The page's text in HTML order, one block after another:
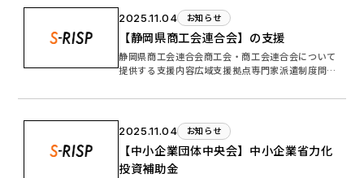
2025.11.04 お知らせ
【静岡県商工会連合会】の支援
静岡県商工会連合会商工会・商工会連合会について
提供する支援内容広域支援拠点専門家派遣制度問い
2025.11.04 お知らせ
【中小企業団体中央会】中小企業省力化
投資補助金